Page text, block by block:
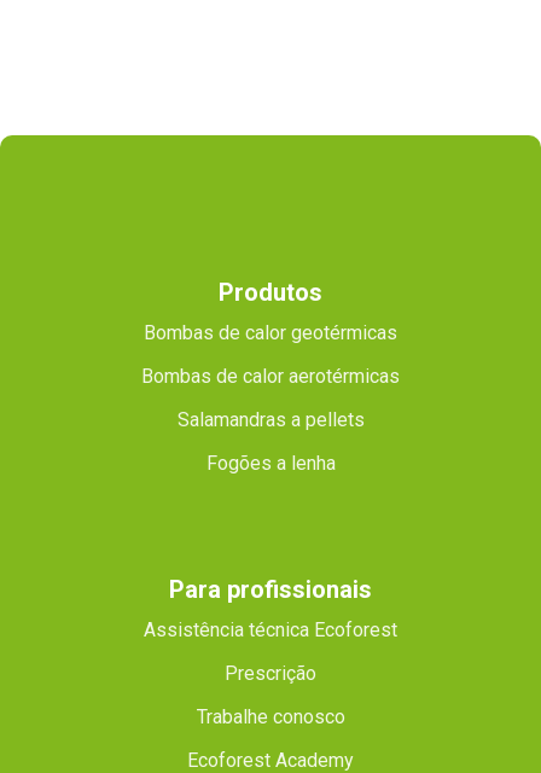
Produtos
Bombas de calor geotérmicas
Bombas de calor aerotérmicas
Salamandras a pellets
Fogões a lenha
Para profissionais
Assistência técnica Ecoforest
Prescrição
Trabalhe conosco
Ecoforest Academy